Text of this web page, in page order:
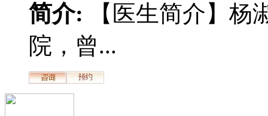
简介: 【医生简介】杨
院，曾...